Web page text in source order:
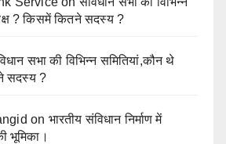
? किसमें कितने सदस्य ?
सभा की विभिन्न समितियां,कौन थे
सदस्य ?
on भारतीय संविधान निर्माण में
भूमिका।